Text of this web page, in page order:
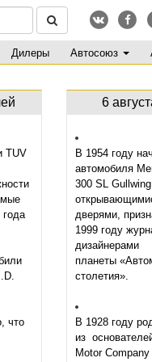
Дилеры Автосоюз
TUV
что
6
В 1954 году
автомобиля
300 SL
дверями,
1999 году
дизайнерами
планеты
столетия».
В 1928 году
из
Motor